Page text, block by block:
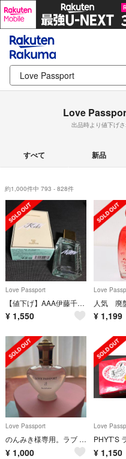
Love
出品時より値下げ
すべて 新品
約1,000件中 793 - 828件
Love Passport
【値下げ】AAA伊藤千晃 キキ オードパルファム
¥ 1,550
Love
¥ 1,199
Love Passport
のんみき様専用。ラブ パスポート オードパルファム40ml
¥ 1,000
Love
¥ 1,150